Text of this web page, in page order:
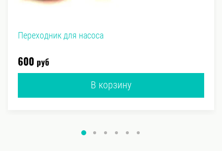
Переходник для насоса
600 руб
В корзину